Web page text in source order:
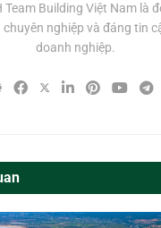
Team Building Việt Nam là
nghiệp và đáng tin
doanh nghiệp.